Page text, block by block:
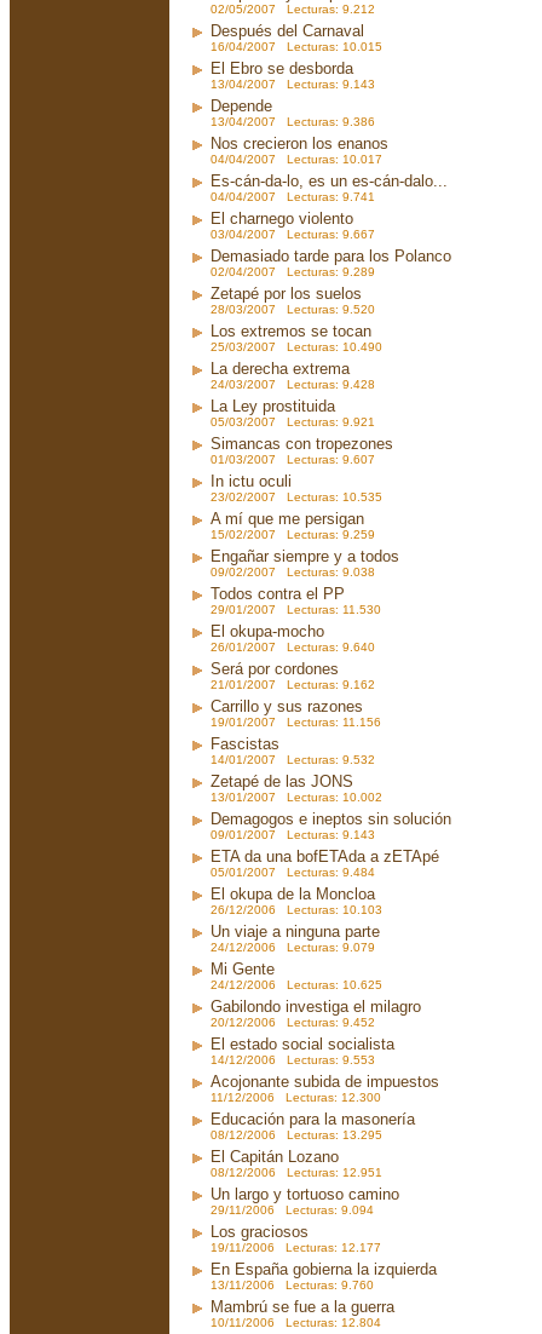
02/05/2007 Lecturas: 9.212
Después del Carnaval
16/04/2007 Lecturas: 10.015
El Ebro se desborda
13/04/2007 Lecturas: 9.143
Depende
13/04/2007 Lecturas: 9.386
Nos crecieron los enanos
04/04/2007 Lecturas: 10.017
Es-cán-da-lo, es un es-cán-dalo...
04/04/2007 Lecturas: 9.741
El charnego violento
03/04/2007 Lecturas: 9.667
Demasiado tarde para los Polanco
02/04/2007 Lecturas: 9.289
Zetapé por los suelos
28/03/2007 Lecturas: 9.520
Los extremos se tocan
25/03/2007 Lecturas: 10.490
La derecha extrema
24/03/2007 Lecturas: 9.428
La Ley prostituida
05/03/2007 Lecturas: 9.921
Simancas con tropezones
01/03/2007 Lecturas: 9.607
In ictu oculi
23/02/2007 Lecturas: 10.535
A mí que me persigan
15/02/2007 Lecturas: 9.259
Engañar siempre y a todos
09/02/2007 Lecturas: 9.038
Todos contra el PP
29/01/2007 Lecturas: 11.530
El okupa-mocho
26/01/2007 Lecturas: 9.640
Será por cordones
21/01/2007 Lecturas: 9.162
Carrillo y sus razones
19/01/2007 Lecturas: 11.156
Fascistas
14/01/2007 Lecturas: 9.532
Zetapé de las JONS
13/01/2007 Lecturas: 10.002
Demagogos e ineptos sin solución
09/01/2007 Lecturas: 9.143
ETA da una bofETAda a zETApé
05/01/2007 Lecturas: 9.484
El okupa de la Moncloa
26/12/2006 Lecturas: 10.103
Un viaje a ninguna parte
24/12/2006 Lecturas: 9.079
Mi Gente
24/12/2006 Lecturas: 10.625
Gabilondo investiga el milagro
20/12/2006 Lecturas: 9.452
El estado social socialista
14/12/2006 Lecturas: 9.553
Acojonante subida de impuestos
11/12/2006 Lecturas: 12.300
Educación para la masonería
08/12/2006 Lecturas: 13.295
El Capitán Lozano
08/12/2006 Lecturas: 12.951
Un largo y tortuoso camino
29/11/2006 Lecturas: 9.094
Los graciosos
19/11/2006 Lecturas: 12.177
En España gobierna la izquierda
13/11/2006 Lecturas: 9.760
Mambrú se fue a la guerra
10/11/2006 Lecturas: 12.804